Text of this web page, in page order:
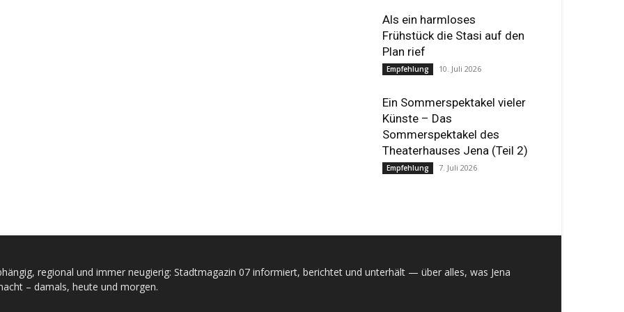
Als ein harmloses
Frühstück die Stasi auf den
Plan rief
Empfehlung 10. Juli 2026
Ein Sommerspektakel vieler
Künste – Das
Sommerspektakel des
Theaterhauses Jena (Teil 2)
Empfehlung 7. Juli 2026
regional und immer neugierig: Stadtmagazin 07 informiert, berichtet und unterhält — über alles, was Jena
– damals, heute und morgen.